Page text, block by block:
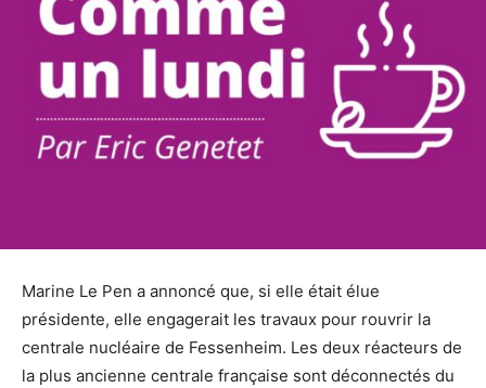
Marine Le Pen a annoncé que, si elle était élue
présidente, elle engagerait les travaux pour rouvrir la
centrale nucléaire de Fessenheim. Les deux réacteurs de
la plus ancienne centrale française sont déconnectés du